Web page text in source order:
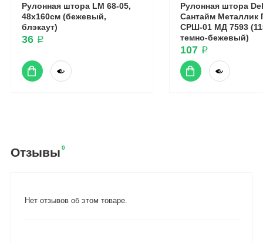
Рулонная штора LM 68-05,
48х160см (бежевый,
блэкаут)
36 ₽
Рулонная штора
Сантайм Металлик
СРШ-01 МД 7593
темно-бежевый)
107 ₽
Отзывы 0
Нет отзывов об этом товаре.